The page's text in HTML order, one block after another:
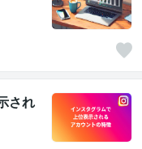
され